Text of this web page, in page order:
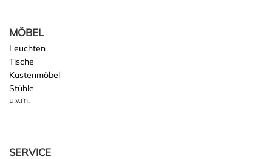
MÖBEL
Leuchten
Tische
Kastenmöbel
Stühle
u.v.m.
SERVICE